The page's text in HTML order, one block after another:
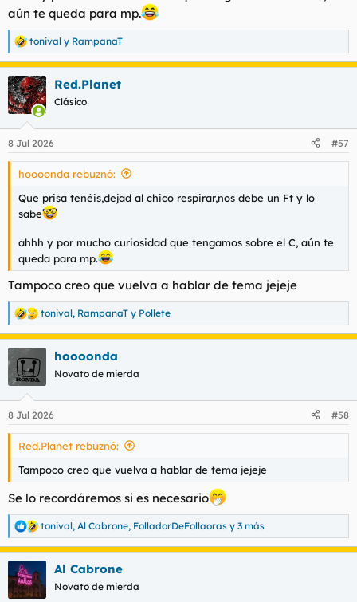
aún te queda para mp.
R
e
a
c
c
i
e
s
tonival y RampanaT
Red.Planet
Clásico
8 Jul 2026 #57
hoooonda rebuznó:
Que prisa tenéis,dejad al chico respirar,nos debe un Ft y lo
sabe
ahhh y por mucho curiosidad que tengamos sobre el C, aún te
queda para mp.
Tampoco creo que vuelva a hablar de tema jejeje
R
e
a
c
c
i
e
s
tonival, RampanaT y Pollete
hoooonda
Novato de mierda
8 Jul 2026 #58
Red.Planet rebuznó:
Tampoco creo que vuelva a hablar de tema jejeje
Se lo recordáremos si es necesario
R
e
a
c
c
i
tonival, Al Cabrone, FolladorDeFollaoras y 3 más
Al Cabrone
Novato de mierda